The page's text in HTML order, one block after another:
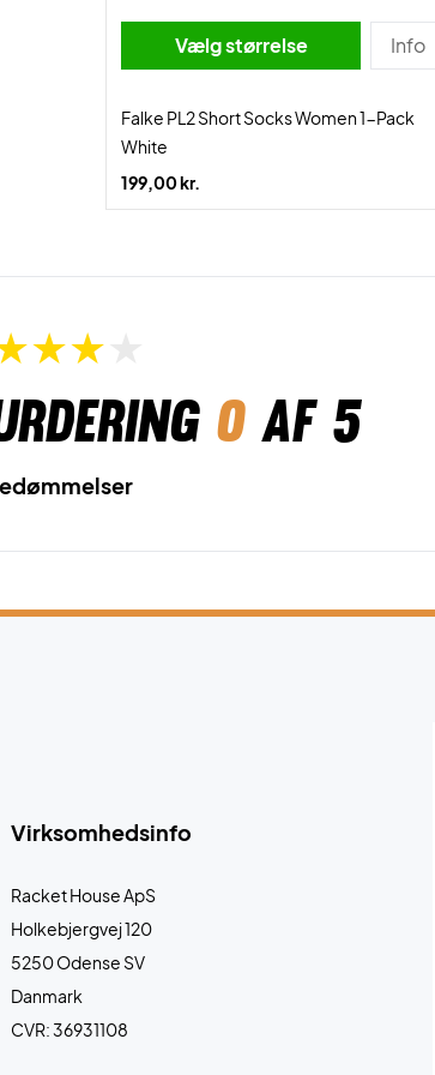
Vælg størrelse Info
Falke PL2 Short Socks Women 1-Pack
White
199,00 kr.
0af 5
Virksomhedsinfo
Racket House ApS
Holkebjergvej 120
5250 Odense SV
Danmark
CVR: 36931108